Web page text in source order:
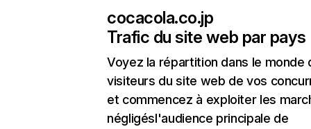
cocacola.co.jp
Trafic du site web par pays
Voyez la répartition dans le monde
visiteurs du site web de vos
et commencez à exploiter les
négligésl'audience principale de